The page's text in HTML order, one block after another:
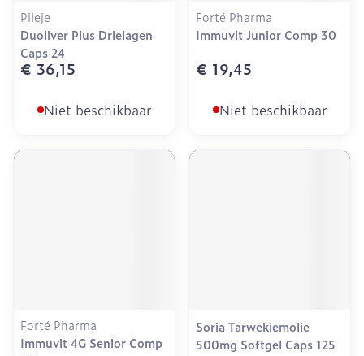
Pileje
Duoliver Plus Drielagen
Caps 24
€ 36,15
Niet beschikbaar
Forté Pharma
Immuvit Junior Comp 30
€ 19,45
Niet beschikbaar
Forté Pharma
Immuvit 4G Senior Comp
Soria Tarwekiemolie
500mg Softgel Caps 125